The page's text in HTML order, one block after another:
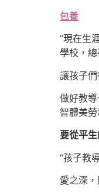
包養
“現在生
學校，
讓孩子
做好教
智體美勞
要從平
“孩子教
愛之深